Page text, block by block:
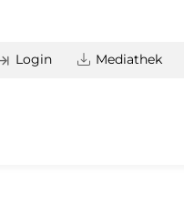
Login Mediathek